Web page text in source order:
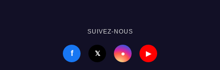
SUIVEZ-NOUS
f 𝕏 ● ▶